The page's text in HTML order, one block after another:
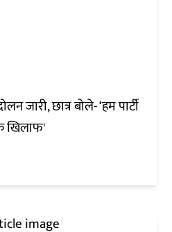
जारी, छात्र बोले- ‘हम पार्टी
खिलाफ'